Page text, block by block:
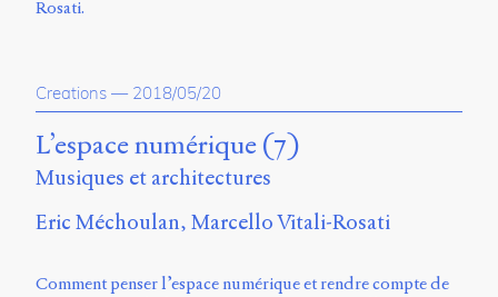
Rosati.
Creations — 2018/05/20
L’espace numérique (7)
Musiques et architectures
Eric Méchoulan Marcello Vitali-Rosati
Comment penser l’espace numérique et rendre compte de